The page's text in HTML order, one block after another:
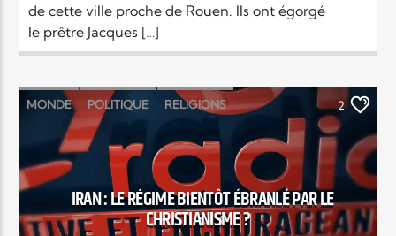
de cette ville proche de Rouen. Ils ont égorgé
le prêtre Jacques […]
MONDE POLITIQUE RELIGIONS
SOCIÉTÉ
2
IRAN : LE RÉGIME BIENTÔT ÉBRANLÉ PAR LE
CHRISTIANISME ?